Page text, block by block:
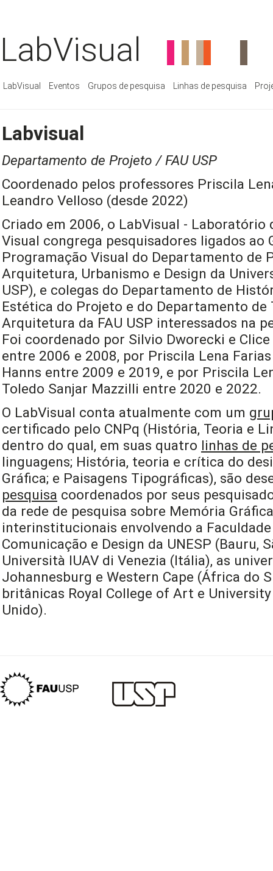
LabVisual
LabVisual Eventos Grupos de pesquisa Linhas de pesquisa
Labvisual
Departamento de Projeto / FAU USP
Coordenado pelos professores Priscila
Leandro Velloso (desde 2022)
Criado em 2006, o LabVisual - Laboratório
Visual congrega pesquisadores ligados ao
Programação Visual do Departamento de
Arquitetura, Urbanismo e Design da
USP), e colegas do Departamento de
Estética do Projeto e do Departamento de
Arquitetura da FAU USP interessados na
Foi coordenado por Silvio Dworecki e
entre 2006 e 2008, por Priscila Lena
Hanns entre 2009 e 2019, e por Priscila
Toledo Sanjar Mazzilli entre 2020 e 2022.
O LabVisual conta atualmente com um
certificado pelo CNPq (História, Teoria e
dentro do qual, em suas quatro linhas de
linguagens; História, teoria e crítica do
Gráfica; e Paisagens Tipográficas), são
pesquisa coordenados por seus
da rede de pesquisa sobre Memória
interinstitucionais envolvendo a
Comunicação e Design da UNESP (Bauru,
Università IUAV di Venezia (Itália), as
Johannesburg e Western Cape (África do
britânicas Royal College of Art e
Unido).